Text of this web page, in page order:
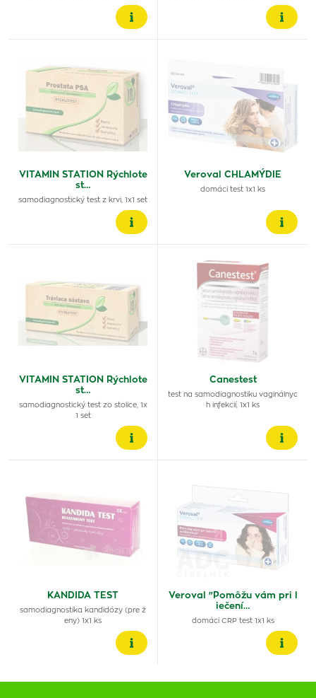
VITAMIN STATION Rýchlote
st…
samodiagnostický test z krvi, 1x1 set
Veroval CHLAMÝDIE
domáci test 1x1 ks
VITAMIN STATION Rýchlote
st…
samodiagnostický test zo stolice, 1x
1 set
Canestest
test na samodiagnostiku vaginálnyc
h infekcií, 1x1 ks
KANDIDA TEST
samodiagnostika kandidózy (pre ž
eny) 1x1 ks
Veroval "Pomôžu vám pri l
iečení…
domáci CRP test 1x1 ks